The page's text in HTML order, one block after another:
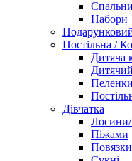
Набори
Постільна /
Дитяча
Пеленки
Дівчатка
Піжами
Повязки